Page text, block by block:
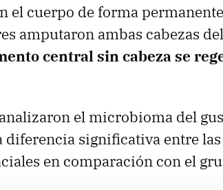
el cuerpo de forma
amputaron ambas cabezas
central sin cabeza se
el microbioma del
significativa entre
en comparación con el